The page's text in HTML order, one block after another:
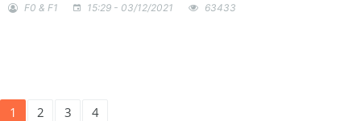
F0 & F1 15:29 - 03/12/2021 63433
1 2 3 4